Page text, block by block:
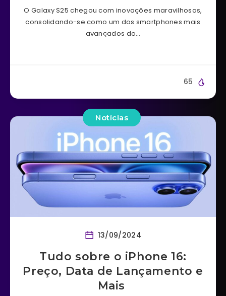
O Galaxy S25 chegou com inovações maravilhosas,
consolidando-se como um dos smartphones mais
avançados do…
65
Notícias
13/09/2024
Tudo sobre o iPhone 16:
Preço, Data de Lançamento e
Mais